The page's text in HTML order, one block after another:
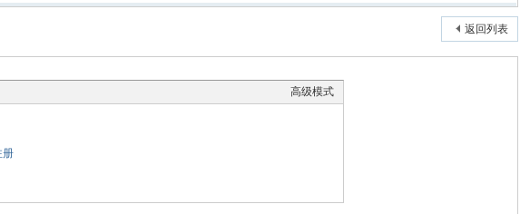
返回列表
高级模式
册